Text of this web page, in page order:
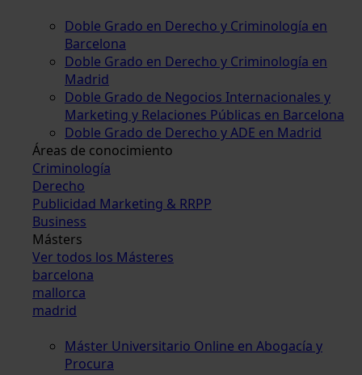
Doble Grado en Derecho y Criminología en
Barcelona
Doble Grado en Derecho y Criminología en
Madrid
Doble Grado de Negocios Internacionales y
Marketing y Relaciones Públicas en Barcelona
Doble Grado de Derecho y ADE en Madrid
Áreas de conocimiento
Criminología
Derecho
Publicidad Marketing & RRPP
Business
Másters
Ver todos los Másteres
barcelona
mallorca
madrid
Máster Universitario Online en Abogacía y
Procura